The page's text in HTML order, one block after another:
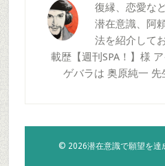
復縁、恋愛な
潜在意識、阿
法を紹介して
載歴【週刊SPA！】様
ゲバラは 奥原純一 先
© 2026潜在意識で願望を達